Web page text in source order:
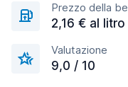
Prezzo della
2,16 € al
Valutazione
9,0 / 10